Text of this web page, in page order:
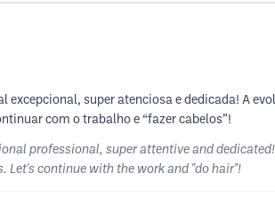
super atenciosa e dedicada! A
com o trabalho e “fazer cabelos”!
professional, super attentive and
Let's continue with the work and "do hair"!